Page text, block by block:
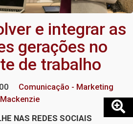
e integrar as
gerações no
de trabalho
Comunicação - Marketing
Mackenzie
NAS REDES SOCIAIS